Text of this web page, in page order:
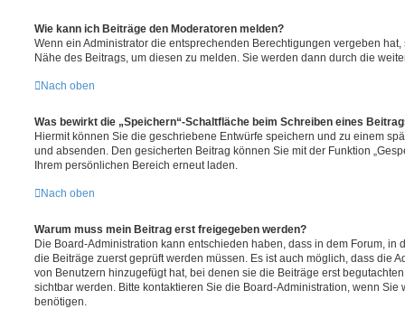
Wie kann ich Beiträge den Moderatoren melden?
Wenn ein Administrator die entsprechenden Berechtigungen vergeben
Nähe des Beitrags, um diesen zu melden. Sie werden dann durch die
Nach oben
Was bewirkt die „Speichern“-Schaltfläche beim Schreiben eines
Hiermit können Sie die geschriebene Entwürfe speichern und zu einem
und absenden. Den gesicherten Beitrag können Sie mit der Funktion
Ihrem persönlichen Bereich erneut laden.
Nach oben
Warum muss mein Beitrag erst freigegeben werden?
Die Board-Administration kann entschieden haben, dass in dem Forum, in
die Beiträge zuerst geprüft werden müssen. Es ist auch möglich, dass die
von Benutzern hinzugefügt hat, bei denen sie die Beiträge erst
sichtbar werden. Bitte kontaktieren Sie die Board-Administration, wenn Sie
benötigen.